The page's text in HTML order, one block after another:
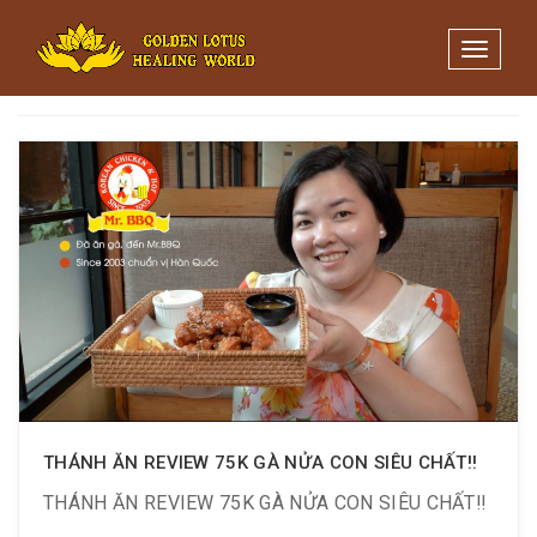
Toggle
Thẻ:món ngon hàn quốc
THÁNH ĂN REVIEW 75K GÀ NỬA CON SIÊU CHẤT‼️
THÁNH ĂN REVIEW 75K GÀ NỬA CON SIÊU CHẤT‼️
Minigame Tiktok cùng Golden
Lotus nhận thưởng đến 9tr đồng.
Xem thể lệ!